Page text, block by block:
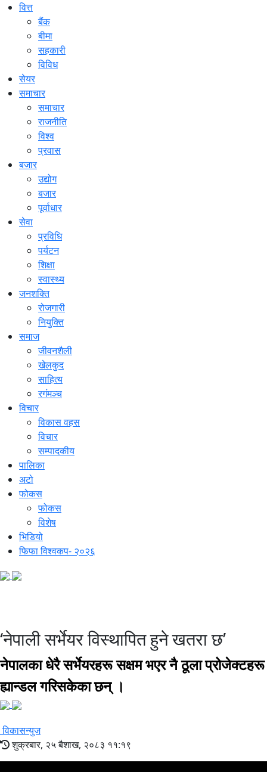
वित्त
बैंक
बीमा
सहकारी
विविध
सेयर
समाचार
समाचार
राजनीति
विश्व
प्रवास
बजार
उद्योग
बजार
पूर्वाधार
सेवा
प्रविधि
पर्यटन
शिक्षा
स्वास्थ्य
जनशक्ति
रोजगारी
नियुक्ति
समाज
जीवनशैली
खेलकुद
साहित्य
रगंमञ्च
विचार
विकास वहस
विचार
सम्पादकीय
पालिका
अटो
फोकस
फोकस
विशेष
भिडियो
फिफा विश्वकप- २०२६
‘नेपाली सर्भेयर विस्थापित हुने खतरा छ’
नेपालका धेरै सर्भेयरहरू सक्षम भएर नै ठूला प्रोजेक्टहरू
ह्यान्डल गरिसकेका छन् ।
विकासन्युज
शुक्रबार, २५ बैशाख, २०८३ ११:१९